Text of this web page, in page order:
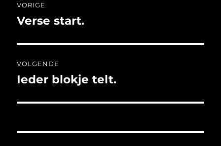
navigatie
VORIGE
Vorig
Verse start.
VOLGENDE
Volgend
Ieder blokje telt.